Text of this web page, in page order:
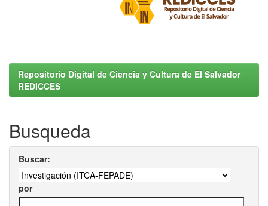
Repositorio Digital de Ciencia y Cultura de El Salvador
REDICCES
Busqueda
Buscar:
por